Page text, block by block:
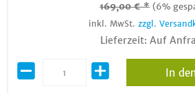
169,00 € * (6%
inkl. MwSt. zzgl.
Lieferzeit: Auf
In